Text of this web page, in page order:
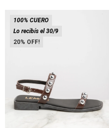
20
100% CUERO
Lo recibís el 30/9